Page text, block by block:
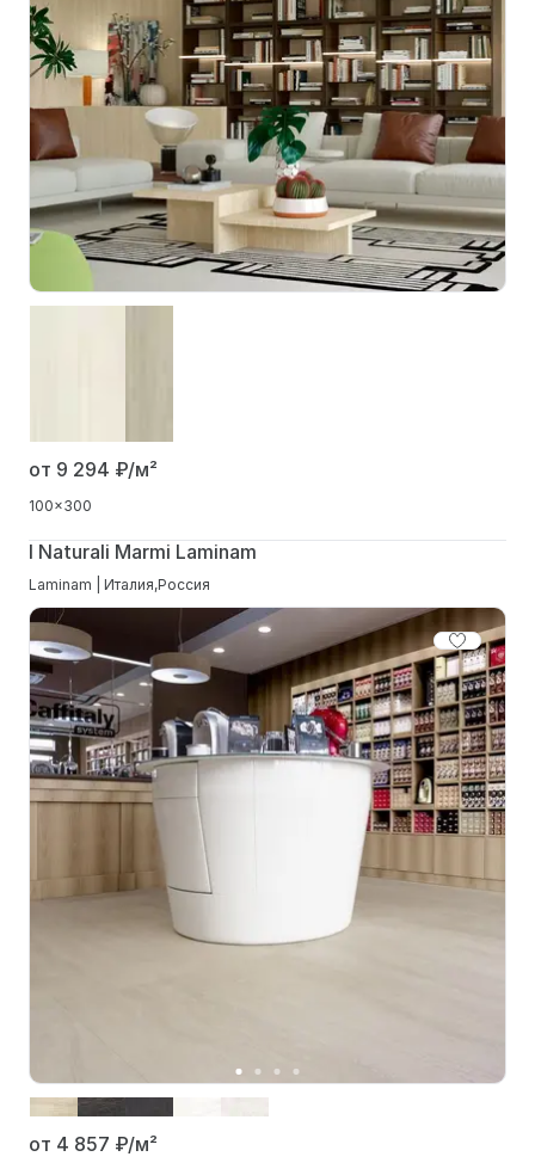
от 9 294 ₽/м²
100x300
I Naturali Marmi Laminam
Laminam | Италия,Россия
от 4 857 ₽/м²